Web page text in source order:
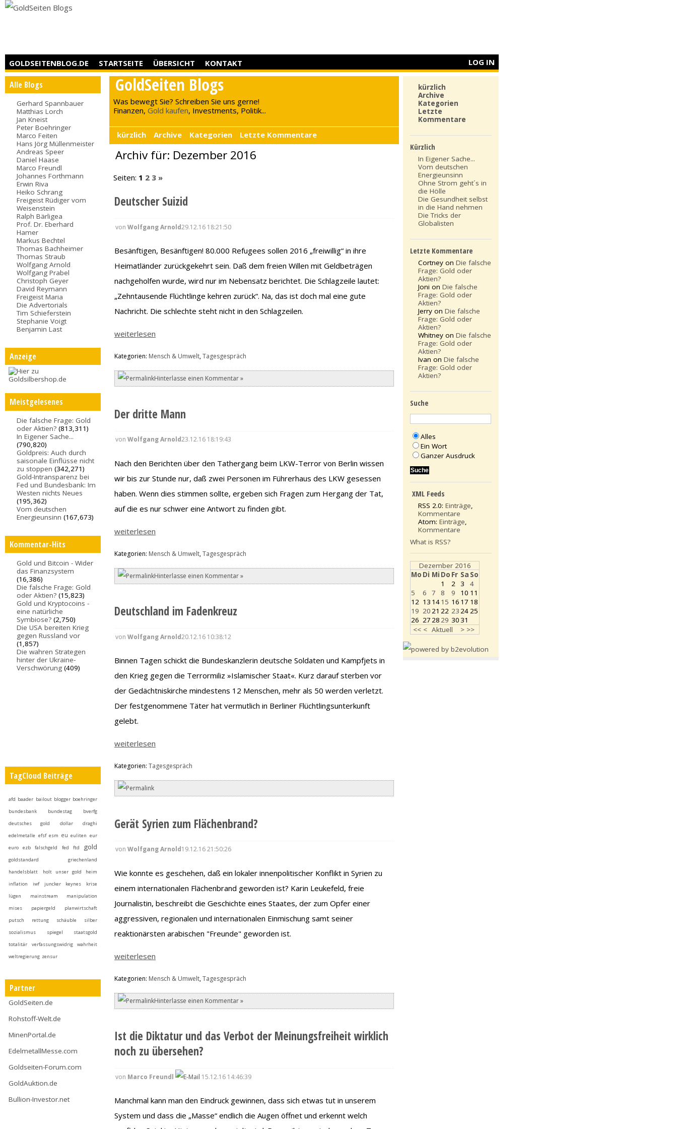
GOLDSEITENBLOG.DE STARTSEITE ÜBERSICHT KONTAKT LOG IN
Alle Blogs
Gerhard Spannbauer
Matthias Lorch
Jan Kneist
Peter Boehringer
Marco Feiten
Hans Jörg Müllenmeister
Andreas Speer
Daniel Haase
Marco Freundl
Johannes Forthmann
Erwin Riva
Heiko Schrang
Freigeist Rüdiger vom
Weisenstein
Ralph Bärligea
Prof. Dr. Eberhard
Hamer
Markus Bechtel
Thomas Bachheimer
Thomas Straub
Wolfgang Arnold
Wolfgang Prabel
Christoph Geyer
David Reymann
Freigeist Maria
Die Advertorials
Tim Schieferstein
Stephanie Voigt
Benjamin Last
Anzeige
Meistgelesenes
Die falsche Frage: Gold
oder Aktien? (813,311)
In Eigener Sache...
(790,820)
Goldpreis: Auch durch
saisonale Einflüsse nicht
zu stoppen (342,271)
Gold-Intransparenz bei
Fed und Bundesbank: Im
Westen nichts Neues
(195,362)
Vom deutschen
Energieunsinn (167,673)
Kommentar-Hits
Gold und Bitcoin - Wider
das Finanzsystem
(16,386)
Die falsche Frage: Gold
oder Aktien? (15,823)
Gold und Kryptocoins -
eine natürliche
Symbiose? (2,750)
Die USA bereiten Krieg
gegen Russland vor
(1,857)
Die wahren Strategen
hinter der Ukraine-
Verschwörung (409)
TagCloud Beiträge
afd baader bailout blogger boehringer
bundesbank
bundestag
bverfg
deutsches gold
dollar
draghi
edelmetalle efsf esm eu euliten eur
euro
ezb falschgeld fed ftd gold
goldstandard
griechenland
handelsblatt
holt unser gold heim
inflation
iwf juncker keynes
krise
lügen
mainstream
manipulation
mises
papiergeld
planwirtschaft
putsch
rettung schäuble
silber
sozialismus
spiegel
staatsgold
totalitär
verfassungswidrig
wahrheit
weltregierung zensur
Partner
GoldSeiten.de
Rohstoff-Welt.de
MinenPortal.de
EdelmetallMesse.com
Goldseiten-Forum.com
GoldAuktion.de
Bullion-Investor.net
GoldSeiten Blogs
Was bewegt Sie? Schreiben Sie uns gerne!
Finanzen,Gold kaufen, Investments, Politik...
kürzlich Archive Kategorien Letzte Kommentare
Archiv für: Dezember 2016
Seiten: 1 2 3 »
Deutscher Suizid
von Wolfgang Arnold29.12.16 18:21:50
Besänftigen, Besänftigen! 80.000 Refugees sollen 2016 „freiwillig“ in ihre
Heimatländer zurückgekehrt sein. Daß dem freien Willen mit Geldbeträgen
nachgeholfen wurde, wird nur im Nebensatz berichtet. Die Schlagzeile lautet:
„Zehntausende Flüchtlinge kehren zurück“. Na, das ist doch mal eine gute
Nachricht. Die schlechte steht nicht in den Schlagzeilen.
weiterlesen
Kategorien: Mensch & Umwelt,Tagesgespräch
Hinterlasse einen Kommentar »
Der dritte Mann
von Wolfgang Arnold23.12.16 18:19:43
Nach den Berichten über den Tathergang beim LKW-Terror von Berlin wissen
wir bis zur Stunde nur, daß zwei Personen im Führerhaus des LKW gesessen
haben. Wenn dies stimmen sollte, ergeben sich Fragen zum Hergang der Tat,
auf die es nur schwer eine Antwort zu finden gibt.
weiterlesen
Kategorien: Mensch & Umwelt,Tagesgespräch
Hinterlasse einen Kommentar »
Deutschland im Fadenkreuz
von Wolfgang Arnold20.12.16 10:38:12
Binnen Tagen schickt die Bundeskanzlerin deutsche Soldaten und Kampfjets in
den Krieg gegen die Terrormiliz »Islamischer Staat«. Kurz darauf sterben vor
der Gedächtniskirche mindestens 12 Menschen, mehr als 50 werden verletzt.
Der festgenommene Täter hat vermutlich in Berliner Flüchtlingsunterkunft
gelebt.
weiterlesen
Kategorien:Tagesgespräch
Gerät Syrien zum Flächenbrand?
von Wolfgang Arnold19.12.16 21:50:26
Wie konnte es geschehen, daß ein lokaler innenpolitischer Konflikt in Syrien zu
einem internationalen Flächenbrand geworden ist? Karin Leukefeld, freie
Journalistin, beschreibt die Geschichte eines Staates, der zum Opfer einer
aggressiven, regionalen und internationalen Einmischung samt seiner
reaktionärsten arabischen "Freunde" geworden ist.
weiterlesen
Kategorien: Mensch & Umwelt,Tagesgespräch
Hinterlasse einen Kommentar »
Ist die Diktatur und das Verbot der Meinungsfreiheit wirklich
noch zu übersehen?
von Marco Freundl 15.12.16 14:46:39
Manchmal kann man den Eindruck gewinnen, dass sich etwas tut in unserem
System und dass die „Masse“ endlich die Augen öffnet und erkennt welch
kürzlich
Archive
Kategorien
Letzte
Kommentare
Kürzlich
In Eigener Sache...
Vom deutschen
Energieunsinn
Ohne Strom geht´s in
die Hölle
Die Gesundheit selbst
in die Hand nehmen
Die Tricks der
Globalisten
Letzte Kommentare
Cortney onDie falsche
Frage: Gold oder
Aktien?
Joni onDie falsche
Frage: Gold oder
Aktien?
Jerry onDie falsche
Frage: Gold oder
Aktien?
Whitney onDie falsche
Frage: Gold oder
Aktien?
Ivan onDie falsche
Frage: Gold oder
Aktien?
Suche
Alles
Ein Wort
Ganzer Ausdruck
XML Feeds
RSS 2.0:Einträge,
Kommentare
Atom:Einträge,
Kommentare
What is RSS?
Dezember 2016
Mo Di Mi Do Fr Sa So
<< < Aktuell > >>
1 2 3
4
5
6 7 8 9 10 11
12 13 1415 16 17 18
19 2021 22 232425
26 272829 3031